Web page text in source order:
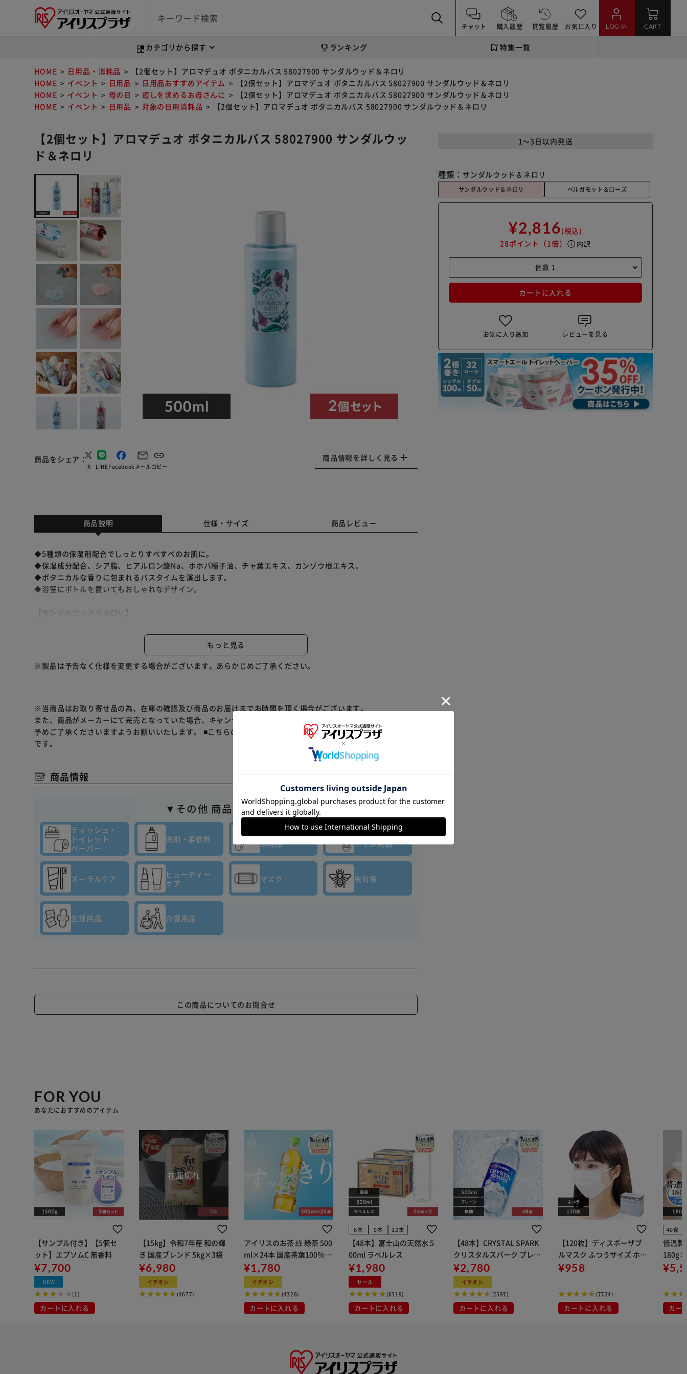
チャット 購入履歴 閲覧履歴 お気に入り LOG IN CART
カテゴリから探す ランキング 特集一覧
HOME 日用品・消耗品
【2個セット】アロマデュオ ボタニカルバス 58027900 サンダルウッド＆ネロリ
HOME
イベント 日用品 日用品おすすめアイテム
【2個セット】アロマデュオ ボタニカルバス 58027900 サンダルウッド＆ネロリ
HOME
イベント 母の日 癒しを求めるお母さんに
【2個セット】アロマデュオ ボタニカルバス 58027900 サンダルウッド＆ネロリ
HOME
イベント 日用品 対象の日用消耗品 【2個セット】アロマデュオ ボタニカルバス 58027900 サンダルウッド＆ネロリ
【2個セット】アロマデュオ ボタニカルバス 58027900 サンダルウッ
ド＆ネロリ
商品をシェア
X LINEFacebookメールコピー
商品情報を詳しく見る
1～3日以内発送
種類： サンダルウッド＆ネロリ
サンダルウッド＆ネロリ ベルガモット＆ローズ
¥2,816(税込)
28ポイント （1倍） info 内訳
カートに入れる
お気に入り追加 レビューを見る
商品説明 仕様・サイズ 商品レビュー
◆5種類の保湿剤配合でしっとりすべすべのお肌に。
◆保湿成分配合、シア脂、ヒアルロン酸Na、ホホバ種子油、チャ葉エキス、カンゾウ根エキス。
◆ボタニカルな香りに包まれるバスタイムを演出します。
◆浴室にボトルを置いてもおしゃれなデザイン。
【サンダルウッド×ネロリ】
もっと見る
※製品は予告なく仕様を変更する場合がございます。あらかじめご了承ください。
※当商品はお取り寄せ品の為、在庫の確認及び商品のお届けまでお時間を頂く場合がございます。
また、商品がメーカーにて完売となっていた場合、キャンセル又は注文内容の変更をお願いいたしております。
予めご了承くださいますようお願いいたします。 ■こちらの商品はアイリスプラザがセレクトしたオススメ商品
です。
商品情報
▼その他 商品はこちら▼
ティッシュ・
トイレット
ペーパー
洗剤・柔軟剤
キッチン
消耗品
バス・
トイレ用品
オーラルケア
ビューティー
ケア
マスク 虫対策
生理用品 介護用品
この商品についてのお問合せ
FOR YOU
あなたにおすすめのアイテム
【サンプル付き】【5個セ
ット】エプソムC 無香料
¥7,700
NEW
(1)
カートに入れる
【15kg】令和7年産 和の輝
き 国産ブレンド 5kg×3袋
¥6,980
イチオシ
(4677)
アイリスのお茶 綠 緑茶 500
ml×24本 国産茶葉100％使
用
¥1,780
イチオシ
(4326)
カートに入れる
6本 9本 12本
【48本】富士山の天然水 5
00ml ラベルレス
¥1,980
セール
(6319)
カートに入れる
【48本】CRYSTAL SPARK
クリスタルスパーク プレー
ン 500ml
¥2,780
イチオシ
(2597)
カートに入れる
【120枚】ディスポーザブ
ルマスク ふつうサイズ ホワ
イト 大容量 DISPOSABLE
布
¥958
(7724)
カートに入れる
40食
低温製
カー
※ご確認ください